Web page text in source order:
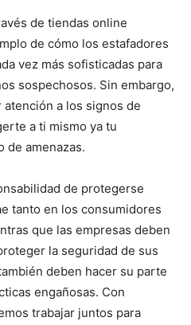
de tiendas online
de cómo los estafadores
vez más sofisticadas para
sospechosos. Sin embargo,
a los signos de
a ti mismo ya tu
de amenazas.
de protegerse
tanto en los consumidores
que las empresas deben
la seguridad de sus
deben hacer su parte
engañosas. Con
trabajar juntos para